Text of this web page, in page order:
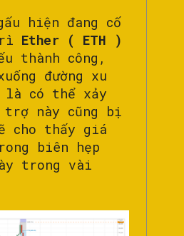
hiện đang cố
Ether ( ETH )
thành công,
đường xu
là có thể xảy
trợ này cũng bị
cho thấy giá
biên hẹp
trong vài